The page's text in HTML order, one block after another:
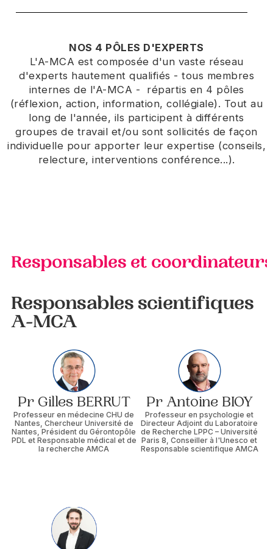
NOS 4 PÔLES D'EXPERTS
L'A-MCA est composée d'un vaste réseau
d'experts hautement qualifiés - tous membres
internes de l'A-MCA - répartis en 4 pôles
(réflexion, action, information, collégiale). Tout au
long de l'année, ils participent à différents
groupes de travail et/ou sont sollicités de façon
individuelle pour apporter leur expertise (conseils,
relecture, interventions conférence...).
Responsables et coordinateurs
Responsables scientifiques
A-MCA
Pr Gilles BERRUT
Professeur en médecine CHU de
Nantes, Chercheur Université de
Nantes, Président du Gérontopôle
PDL et Responsable médical et de
la recherche AMCA
Pr Antoine BIOY
Professeur en psychologie et
Directeur Adjoint du Laboratoire
de Recherche LPPC – Université
Paris 8, Conseiller à l'Unesco et
Responsable scientifique AMCA